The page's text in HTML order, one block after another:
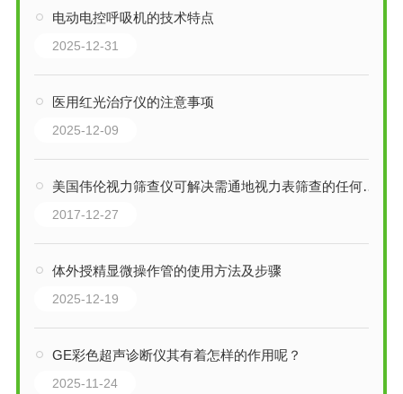
电动电控呼吸机的技术特点
2025-12-31
医用红光治疗仪的注意事项
2025-12-09
美国伟伦视力筛查仪可解决需通地视力表筛查的任何问题
2017-12-27
体外授精显微操作管的使用方法及步骤
2025-12-19
GE彩色超声诊断仪其有着怎样的作用呢？
2025-11-24